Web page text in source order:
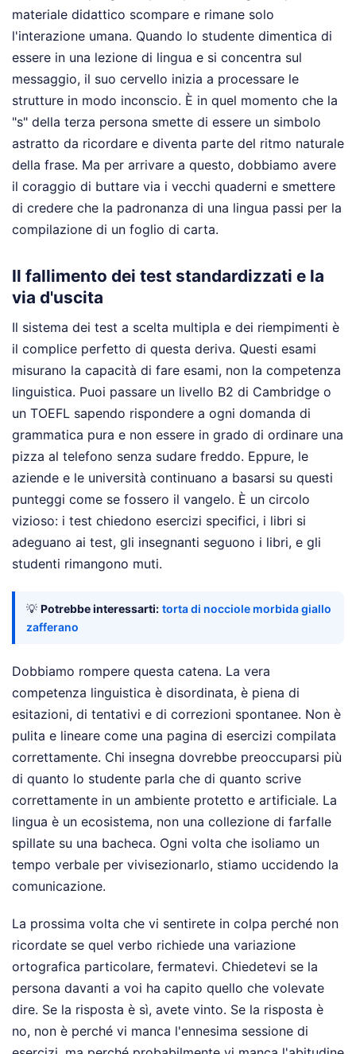
materiale didattico scompare e rimane solo
l'interazione umana. Quando lo studente dimentica di
essere in una lezione di lingua e si concentra sul
messaggio, il suo cervello inizia a processare le
strutture in modo inconscio. È in quel momento che la
"s" della terza persona smette di essere un simbolo
astratto da ricordare e diventa parte del ritmo naturale
della frase. Ma per arrivare a questo, dobbiamo avere
il coraggio di buttare via i vecchi quaderni e smettere
di credere che la padronanza di una lingua passi per la
compilazione di un foglio di carta.
Il fallimento dei test standardizzati e la
via d'uscita
Il sistema dei test a scelta multipla e dei riempimenti è
il complice perfetto di questa deriva. Questi esami
misurano la capacità di fare esami, non la competenza
linguistica. Puoi passare un livello B2 di Cambridge o
un TOEFL sapendo rispondere a ogni domanda di
grammatica pura e non essere in grado di ordinare una
pizza al telefono senza sudare freddo. Eppure, le
aziende e le università continuano a basarsi su questi
punteggi come se fossero il vangelo. È un circolo
vizioso: i test chiedono esercizi specifici, i libri si
adeguano ai test, gli insegnanti seguono i libri, e gli
studenti rimangono muti.
💡 Potrebbe interessarti: torta di nocciole morbida giallo
zafferano
Dobbiamo rompere questa catena. La vera
competenza linguistica è disordinata, è piena di
esitazioni, di tentativi e di correzioni spontanee. Non è
pulita e lineare come una pagina di esercizi compilata
correttamente. Chi insegna dovrebbe preoccuparsi più
di quanto lo studente parla che di quanto scrive
correttamente in un ambiente protetto e artificiale. La
lingua è un ecosistema, non una collezione di farfalle
spillate su una bacheca. Ogni volta che isoliamo un
tempo verbale per vivisezionarlo, stiamo uccidendo la
comunicazione.
La prossima volta che vi sentirete in colpa perché non
ricordate se quel verbo richiede una variazione
ortografica particolare, fermatevi. Chiedetevi se la
persona davanti a voi ha capito quello che volevate
dire. Se la risposta è sì, avete vinto. Se la risposta è
no, non è perché vi manca l'ennesima sessione di